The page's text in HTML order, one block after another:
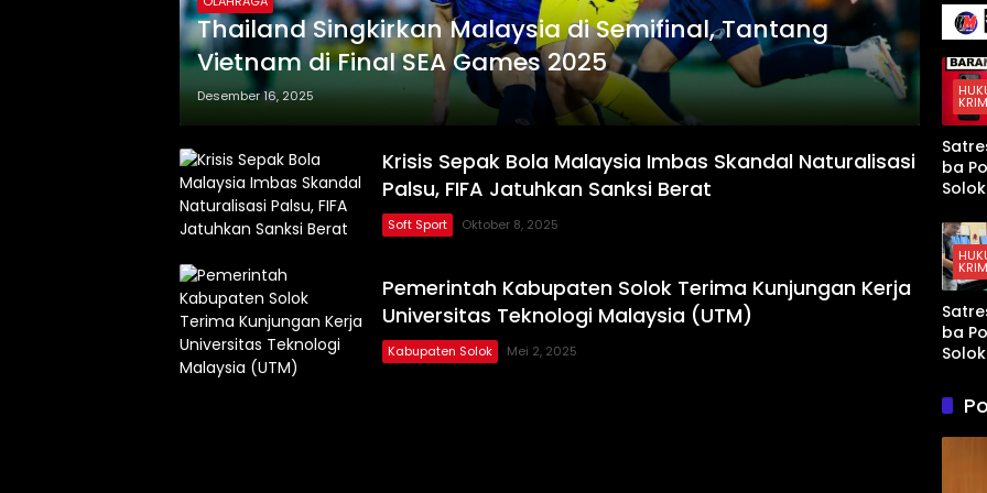
Thailand Singkirkan Malaysia di Semifinal, Tantang
Vietnam di Final SEA Games 2025
Desember 16, 2025
Krisis Sepak Bola Malaysia Imbas Skandal Naturalisasi
Palsu, FIFA Jatuhkan Sanksi Berat
Soft Sport Oktober 8, 2025
Pemerintah Kabupaten Solok Terima Kunjungan Kerja
Universitas Teknologi Malaysia (UTM)
Kabupaten Solok Mei 2, 2025
136
yang
t AS
an di
Teluk
Arab
ba
Solok
Sopir
di
ba
Solok